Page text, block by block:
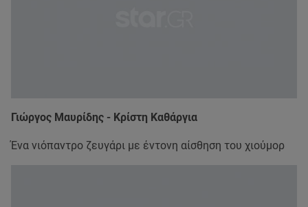
Γιώργος Μαυρίδης - Κρίστη Καθάργια
Ένα νιόπαντρο ζευγάρι με έντονη αίσθηση του χιούμορ